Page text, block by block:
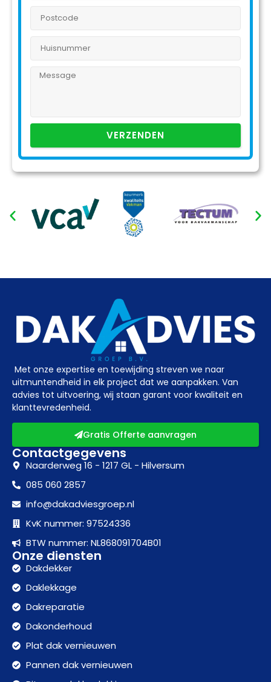
VERZENDEN
Met onze expertise en toewijding streven we naar
uitmuntendheid in elk project dat we aanpakken. Van
advies tot uitvoering, wij staan garant voor kwaliteit en
klanttevredenheid.
Gratis Offerte aanvragen
Contactgegevens
Naarderweg 16 - 1217 GL - Hilversum
085 060 2857
info@dakadviesgroep.nl
KvK nummer: 97524336
BTW nummer: NL868091704B01
Onze diensten
Dakdekker
Daklekkage
Dakreparatie
Dakonderhoud
Plat dak vernieuwen
Pannen dak vernieuwen